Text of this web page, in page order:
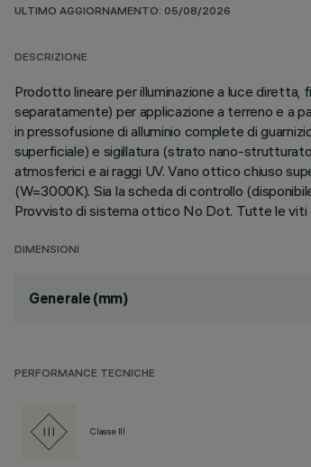
ULTIMO AGGIORNAMENTO: 05/08/2026
DESCRIZIONE
Prodotto lineare per illuminazione a luce diretta,
separatamente) per applicazione a terreno e a
in pressofusione di alluminio complete di
superficiale) e sigillatura (strato nano-strutturato
atmosferici e ai raggi UV. Vano ottico chiuso
(W=3000K). Sia la scheda di controllo
Provvisto di sistema ottico No Dot. Tutte le viti
DIMENSIONI
Generale (mm)
PERFORMANCE TECNICHE
Classe III